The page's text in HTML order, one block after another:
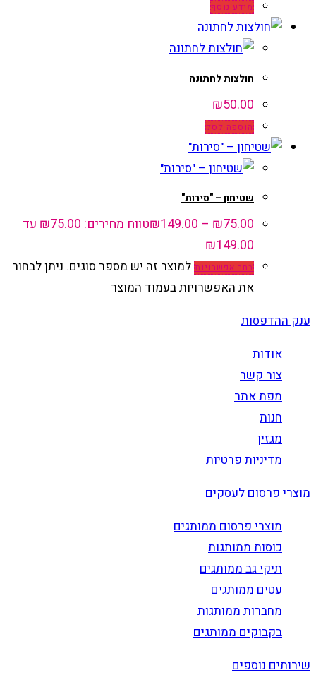
מידע נוסף
חולצות לחתונה
₪50.00
הוספה לסל
שטיחון – "סירות"
₪75.00
–
₪149.00
טווח מחירים: ⁦₪75.00⁩ עד
בחר אפשרויות למוצר זה יש מספר סוגים. ניתן לבחור
את האפשרויות בעמוד המוצר
ענק ההדפסות
אודות
צור קשר
מפת אתר
חנות
מגזין
מדיניות פרטיות
מוצרי פרסום לעסקים
מוצרי פרסום ממותגים
כוסות ממותגות
תיקי גב ממותגים
עטים ממותגים
מחברות ממותגות
בקבוקים ממותגים
שירותים נוספים